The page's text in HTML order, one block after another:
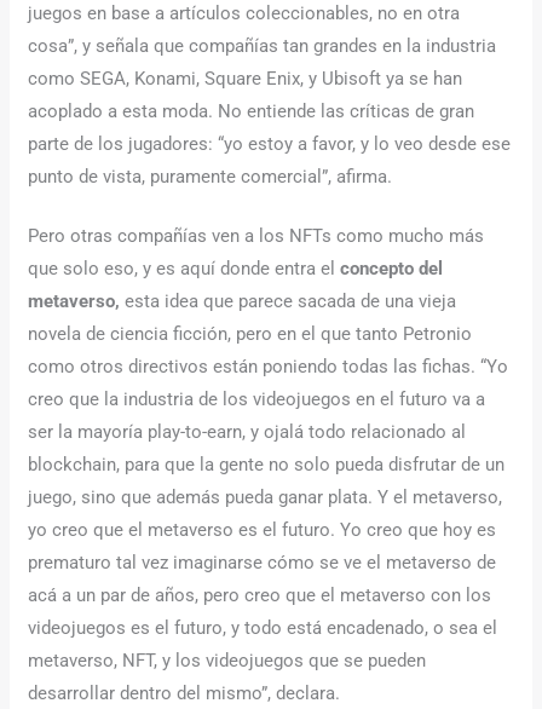
juegos en base a artículos coleccionables, no en otra
cosa”, y señala que compañías tan grandes en la industria
como SEGA, Konami, Square Enix, y Ubisoft ya se han
acoplado a esta moda. No entiende las críticas de gran
parte de los jugadores: “yo estoy a favor, y lo veo desde ese
punto de vista, puramente comercial”, afirma.
Pero otras compañías ven a los NFTs como mucho más
que solo eso, y es aquí donde entra el concepto del
metaverso, esta idea que parece sacada de una vieja
novela de ciencia ficción, pero en el que tanto Petronio
como otros directivos están poniendo todas las fichas. “Yo
creo que la industria de los videojuegos en el futuro va a
ser la mayoría play-to-earn, y ojalá todo relacionado al
blockchain, para que la gente no solo pueda disfrutar de un
juego, sino que además pueda ganar plata. Y el metaverso,
yo creo que el metaverso es el futuro. Yo creo que hoy es
prematuro tal vez imaginarse cómo se ve el metaverso de
acá a un par de años, pero creo que el metaverso con los
videojuegos es el futuro, y todo está encadenado, o sea el
metaverso, NFT, y los videojuegos que se pueden
desarrollar dentro del mismo”, declara.